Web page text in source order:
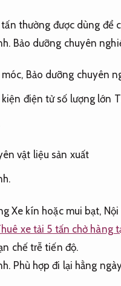
tấn thường được dùng để
Bảo dưỡng chuyên
Bảo dưỡng chuyên
kiện điện tử số lượng lớn
vật liệu sản xuất
Xe kín hoặc mui bạt,
xe tải 5 tấn chở hàng
chế trễ tiến độ.
Phù hợp đi lại hằng